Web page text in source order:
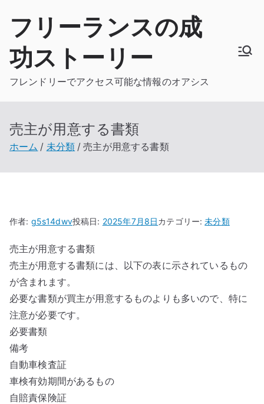
フリーランスの成
功ストーリー
フレンドリーでアクセス可能な情報のオアシス
売主が用意する書類
ホーム 未分類 売主が用意する書類
作者: g5s14dwv投稿日: 2025年7月8日カテゴリー:未分類
売主が用意する書類
売主が用意する書類には、以下の表に示されているもの
が含まれます。
必要な書類が買主が用意するものよりも多いので、特に
注意が必要です。
必要書類
備考
自動車検査証
車検有効期間があるもの
自賠責保険証